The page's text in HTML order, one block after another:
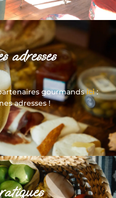
adresses
gourmandsici:
adresses !